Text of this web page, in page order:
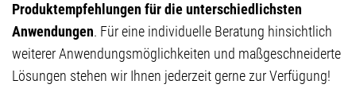
Produktempfehlungen für die unterschiedlichsten
Anwendungen. Für eine individuelle Beratung hinsichtlich
weiterer Anwendungsmöglichkeiten und maßgeschneiderte
Lösungen stehen wir Ihnen jederzeit gerne zur Verfügung!